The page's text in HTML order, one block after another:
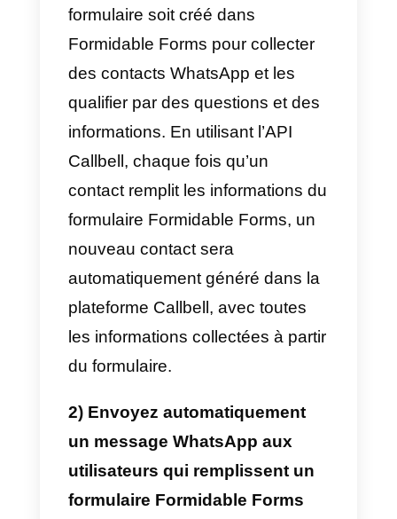
Si vous ne l’avez pas déjà fait,
vous devez d’abord :
1) Créer un compte Callbell
intégrerAPI WhatsApp Business
2) Créer un compteFormidable
Une fois cela fait, vous pouvez
commencer à utiliser le
Documentation de l’API Callbell
WhatsApp d’entreprise à
Formidable Forms selon vos
besoins.